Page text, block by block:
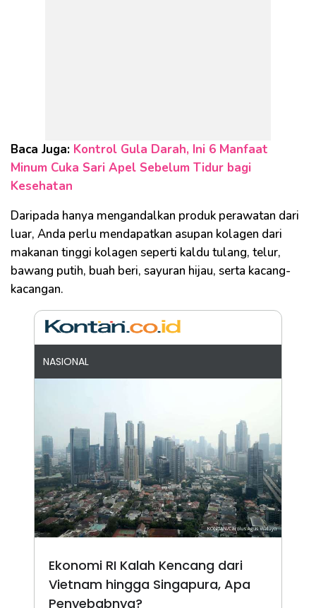
Baca Juga: Kontrol Gula Darah, Ini 6 Manfaat
Minum Cuka Sari Apel Sebelum Tidur bagi
Kesehatan
Daripada hanya mengandalkan produk perawatan dari
luar, Anda perlu mendapatkan asupan kolagen dari
makanan tinggi kolagen seperti kaldu tulang, telur,
bawang putih, buah beri, sayuran hijau, serta kacang-
kacangan.
NASIONAL
Ekonomi RI Kalah Kencang dari
Vietnam hingga Singapura, Apa
Penyebabnya?